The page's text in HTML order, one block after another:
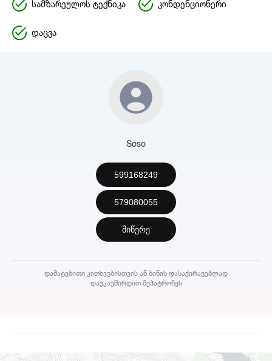
სამზარეულოს ტექნიკა კონდენციონერი
დაცვა
Soso
599168249
579080055
მიწერე
დამატებითი კითხვებისთვის ან ბინის დასაქირავებლად
დაუკავშირდით მეპატრონეს